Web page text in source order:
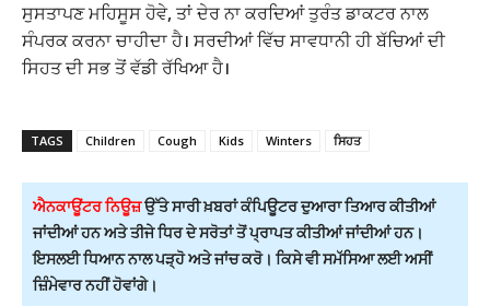
ਸੁਸਤਾਪਣ ਮਹਿਸੂਸ ਹੋਵੇ, ਤਾਂ ਦੇਰ ਨਾ ਕਰਦਿਆਂ ਤੁਰੰਤ ਡਾਕਟਰ ਨਾਲ
ਸੰਪਰਕ ਕਰਨਾ ਚਾਹੀਦਾ ਹੈ। ਸਰਦੀਆਂ ਵਿੱਚ ਸਾਵਧਾਨੀ ਹੀ ਬੱਚਿਆਂ ਦੀ
ਸਿਹਤ ਦੀ ਸਭ ਤੋਂ ਵੱਡੀ ਰੱਖਿਆ ਹੈ।
TAGS Children Cough Kids Winters ਸਿਹਤ
ਐਨਕਾਊਂਟਰ ਨਿਊਜ਼ਉੱਤੇ ਸਾਰੀ ਖ਼ਬਰਾਂ ਕੰਪਿਊਟਰ ਦੁਆਰਾ ਤਿਆਰ ਕੀਤੀਆਂ
ਜਾਂਦੀਆਂ ਹਨ ਅਤੇ ਤੀਜੇ ਧਿਰ ਦੇ ਸਰੋਤਾਂ ਤੋਂ ਪ੍ਰਾਪਤ ਕੀਤੀਆਂ ਜਾਂਦੀਆਂ ਹਨ।
ਇਸਲਈ ਧਿਆਨ ਨਾਲ ਪੜ੍ਹੋ ਅਤੇ ਜਾਂਚ ਕਰੋ। ਕਿਸੇ ਵੀ ਸਮੱਸਿਆ ਲਈ ਅਸੀਂ
ਜ਼ਿੰਮੇਵਾਰ ਨਹੀਂ ਹੋਵਾਂਗੇ।